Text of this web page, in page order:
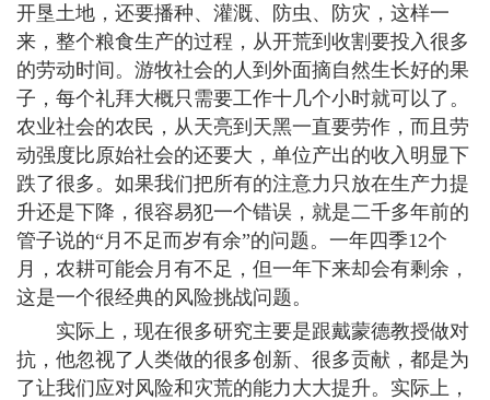
开垦土地，还要播种、灌溉、防虫、防灾，这样一
来，整个粮食生产的过程，从开荒到收割要投入很多
的劳动时间。游牧社会的人到外面摘自然生长好的果
子，每个礼拜大概只需要工作十几个小时就可以了。
农业社会的农民，从天亮到天黑一直要劳作，而且劳
动强度比原始社会的还要大，单位产出的收入明显下
跌了很多。如果我们把所有的注意力只放在生产力提
升还是下降，很容易犯一个错误，就是二千多年前的
管子说的“月不足而岁有余”的问题。一年四季12个
月，农耕可能会月有不足，但一年下来却会有剩余，
这是一个很经典的风险挑战问题。
实际上，现在很多研究主要是跟戴蒙德教授做对
抗，他忽视了人类做的很多创新、很多贡献，都是为
了让我们应对风险和灾荒的能力大大提升。实际上，